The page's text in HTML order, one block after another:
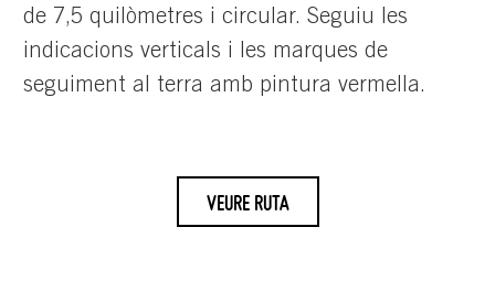
de 7,5 quilòmetres i circular. Seguiu les
indicacions verticals i les marques de
seguiment al terra amb pintura vermella.
VEURE RUTA